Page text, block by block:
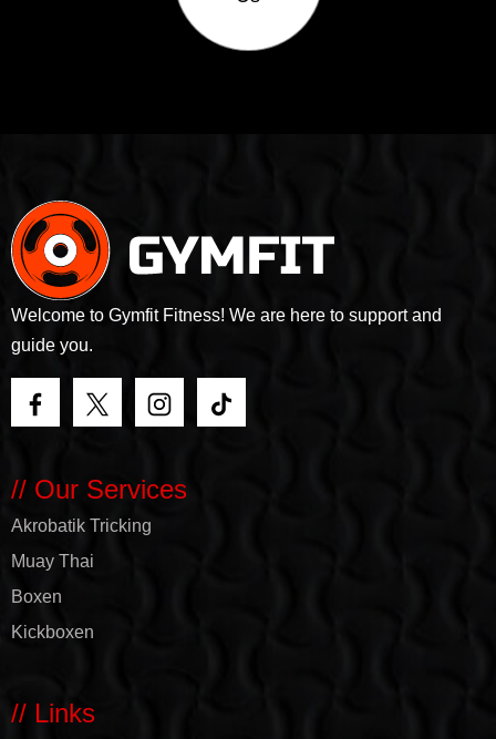
Welcome to Gymfit Fitness! We are here to support and
guide you.
// Our Services
Akrobatik Tricking
Muay Thai
Boxen
Kickboxen
// Links